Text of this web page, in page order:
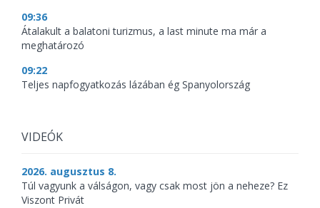
09:36
Átalakult a balatoni turizmus, a last minute ma már a
meghatározó
09:22
Teljes napfogyatkozás lázában ég Spanyolország
VIDEÓK
2026. augusztus 8.
Túl vagyunk a válságon, vagy csak most jön a neheze? Ez
Viszont Privát